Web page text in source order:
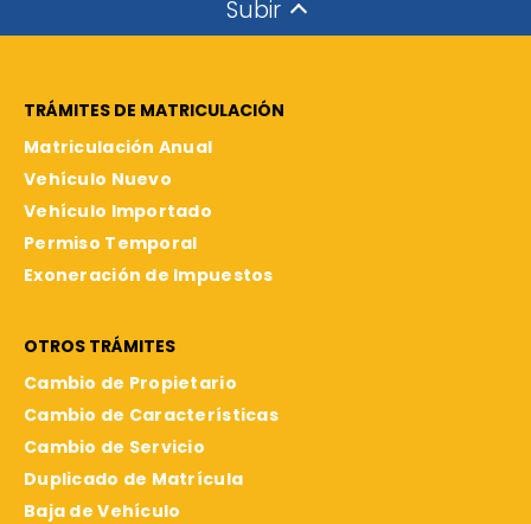
Subir
TRÁMITES DE MATRICULACIÓN
Matriculación Anual
Vehículo Nuevo
Vehículo Importado
Permiso Temporal
Exoneración de Impuestos
OTROS TRÁMITES
Cambio de Propietario
Cambio de Características
Cambio de Servicio
Duplicado de Matrícula
Baja de Vehículo